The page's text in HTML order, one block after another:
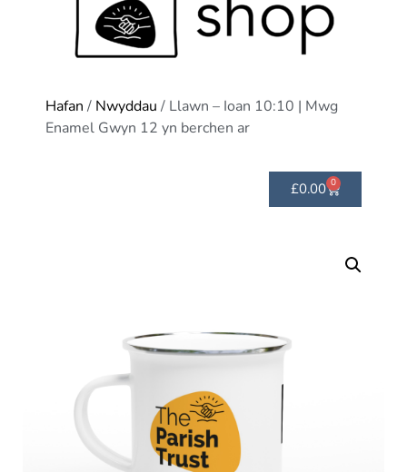
Hafan / Nwyddau / Llawn – Ioan 10:10 | Mwg
Enamel Gwyn 12 yn berchen ar
£0.00 0